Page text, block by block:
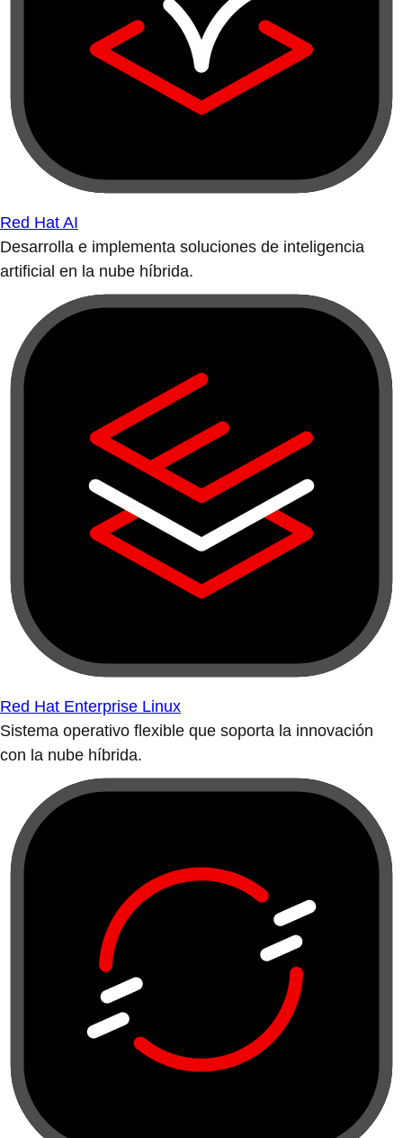
Red Hat AI
Desarrolla e implementa soluciones de inteligencia
artificial en la nube híbrida.
Red Hat Enterprise Linux
Sistema operativo flexible que soporta la innovación
con la nube híbrida.